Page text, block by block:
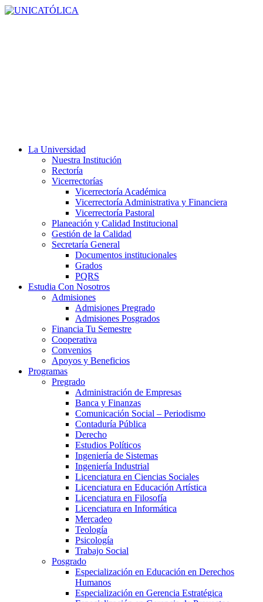
La Universidad
Nuestra Institución
Rectoría
Vicerrectorías
Vicerrectoría Académica
Vicerrectoría Administrativa y Financiera
Vicerrectoría Pastoral
Planeación y Calidad Institucional
Gestión de la Calidad
Secretaría General
Documentos institucionales
Grados
PQRS
Estudia Con Nosotros
Admisiones
Admisiones Pregrado
Admisiones Posgrados
Financia Tu Semestre
Cooperativa
Convenios
Apoyos y Beneficios
Programas
Pregrado
Administración de Empresas
Banca y Finanzas
Comunicación Social – Periodismo
Contaduría Pública
Derecho
Estudios Políticos
Ingeniería de Sistemas
Ingeniería Industrial
Licenciatura en Ciencias Sociales
Licenciatura en Educación Artística
Licenciatura en Filosofía
Licenciatura en Informática
Mercadeo
Teología
Psicología
Trabajo Social
Posgrado
Especialización en Educación en Derechos
Humanos
Especialización en Gerencia Estratégica